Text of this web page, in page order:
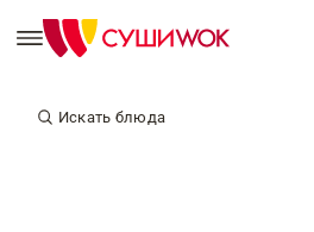
Искать блюда